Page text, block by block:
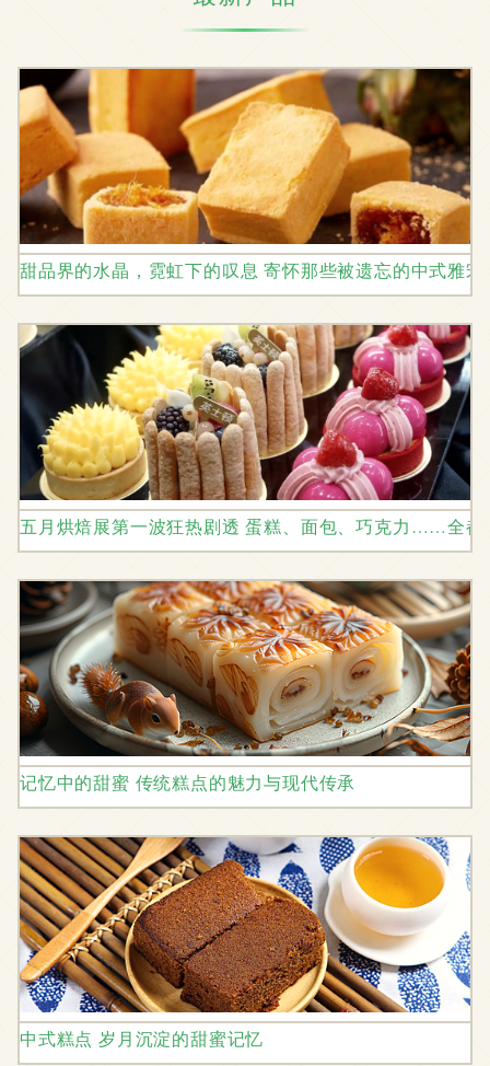
甜品界的水晶，霓虹下的叹息 寄怀那些被遗忘的中式雅宋
五月烘焙展第一波狂热剧透 蛋糕、面包、巧克力……全都
记忆中的甜蜜 传统糕点的魅力与现代传承
中式糕点 岁月沉淀的甜蜜记忆